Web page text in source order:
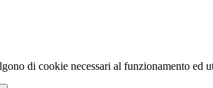
di cookie necessari al funzionamento ed